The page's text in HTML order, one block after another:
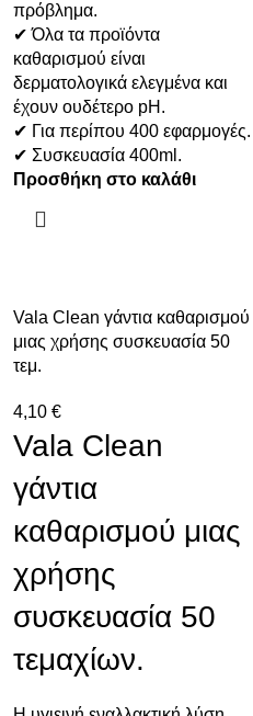
πρόβλημα.
✔ Όλα τα προϊόντα
καθαρισμού είναι
δερματολογικά ελεγμένα και
έχουν ουδέτερο pH.
✔ Για περίπου 400 εφαρμογές.
✔ Συσκευασία 400ml.
Προσθήκη στο καλάθι
Vala Clean γάντια καθαρισμού
μιας χρήσης συσκευασία 50
τεμ.
4,10 €
Vala Clean
γάντια
καθαρισμού μιας
χρήσης
συσκευασία 50
τεμαχίων.